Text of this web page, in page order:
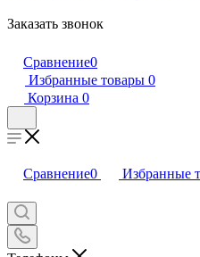
Заказать звонок
Сравнение0
Избранные товары 0
Корзина 0
Сравнение0 Избранные